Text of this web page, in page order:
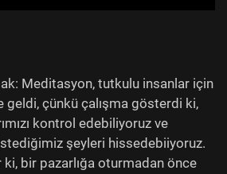
Meditasyon, tutkulu insanlar için
geldi, çünkü çalışma gösterdi ki,
kontrol edebiliyoruz ve
şeyleri hissedebiiyoruz.
bir pazarlığa oturmadan önce